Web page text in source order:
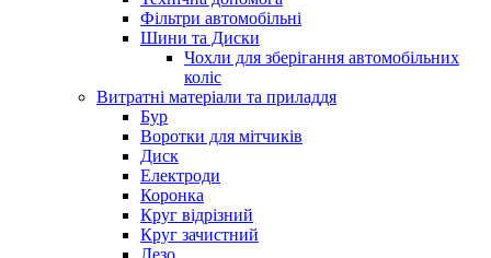
Фільтри автомобільні
Шини та Диски
Чохли для зберігання автомобільних
коліс
Витратні матеріали та приладдя
Бур
Воротки для мітчиків
Диск
Електроди
Коронка
Круг відрізний
Круг зачистний
Лезо